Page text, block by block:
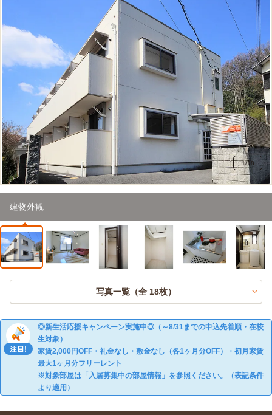
建物外観
1/18
写真一覧（全 18枚）
◎新生活応援キャンペーン実施中◎（～8/31までの申込先着順・在校
生対象）
家賃2,000円OFF・礼金なし・敷金なし（各1ヶ月分OFF）・初月家賃
最大1ヶ月分フリーレント
※対象部屋は「入居募集中の部屋情報」を参照ください。（表記条件
より適用）